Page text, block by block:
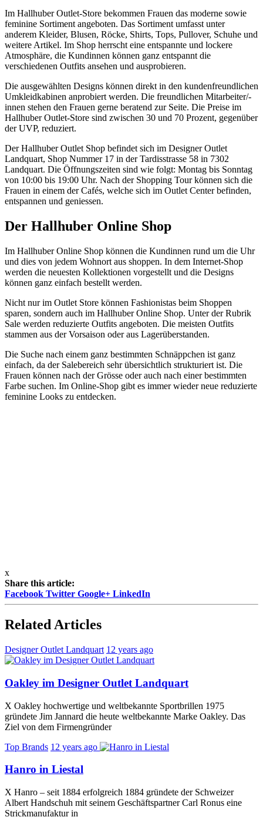
Im Hallhuber Outlet-Store bekommen Frauen das moderne sowie
feminine Sortiment angeboten. Das Sortiment umfasst unter
anderem Kleider, Blusen, Röcke, Shirts, Tops, Pullover, Schuhe und
weitere Artikel. Im Shop herrscht eine entspannte und lockere
Atmosphäre, die Kundinnen können ganz entspannt die
verschiedenen Outfits ansehen und ausprobieren.
Die ausgewählten Designs können direkt in den kundenfreundlichen
Umkleidkabinen anprobiert werden. Die freundlichen Mitarbeiter/-
innen stehen den Frauen gerne beratend zur Seite. Die Preise im
Hallhuber Outlet-Store sind zwischen 30 und 70 Prozent, gegenüber
der UVP, reduziert.
Der Hallhuber Outlet Shop befindet sich im Designer Outlet
Landquart, Shop Nummer 17 in der Tardisstrasse 58 in 7302
Landquart. Die Öffnungszeiten sind wie folgt: Montag bis Sonntag
von 10:00 bis 19:00 Uhr. Nach der Shopping Tour können sich die
Frauen in einem der Cafés, welche sich im Outlet Center befinden,
entspannen und geniessen.
Der Hallhuber Online Shop
Im Hallhuber Online Shop können die Kundinnen rund um die Uhr
und dies von jedem Wohnort aus shoppen. In dem Internet-Shop
werden die neuesten Kollektionen vorgestellt und die Designs
können ganz einfach bestellt werden.
Nicht nur im Outlet Store können Fashionistas beim Shoppen
sparen, sondern auch im Hallhuber Online Shop. Unter der Rubrik
Sale werden reduzierte Outfits angeboten. Die meisten Outfits
stammen aus der Vorsaison oder aus Lagerüberstanden.
Die Suche nach einem ganz bestimmten Schnäppchen ist ganz
einfach, da der Salebereich sehr übersichtlich strukturiert ist. Die
Frauen können nach der Grösse oder auch nach einer bestimmten
Farbe suchen. Im Online-Shop gibt es immer wieder neue reduzierte
feminine Looks zu entdecken.
x
Share this article:
Facebook Twitter Google+ LinkedIn
Related Articles
Designer Outlet Landquart 12 years ago
Oakley im Designer Outlet Landquart
X Oakley hochwertige und weltbekannte Sportbrillen 1975
gründete Jim Jannard die heute weltbekannte Marke Oakley. Das
Ziel von dem Firmengründer
Top Brands 12 years ago
Hanro in Liestal
X Hanro – seit 1884 erfolgreich 1884 gründete der Schweizer
Albert Handschuh mit seinem Geschäftspartner Carl Ronus eine
Strickmanufaktur in